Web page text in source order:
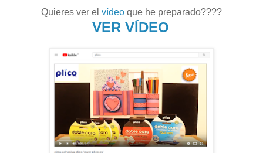
Quieres ver el vídeo que he preparado????
VER VÍDEO